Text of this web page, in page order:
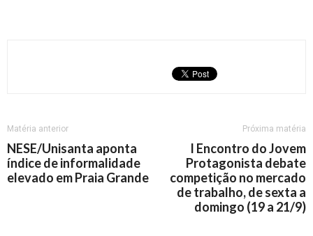
Matéria anterior
NESE/Unisanta aponta
índice de informalidade
elevado em Praia Grande
Próxima matéria
I Encontro do Jovem
Protagonista debate
competição no mercado
de trabalho, de sexta a
domingo (19 a 21/9)